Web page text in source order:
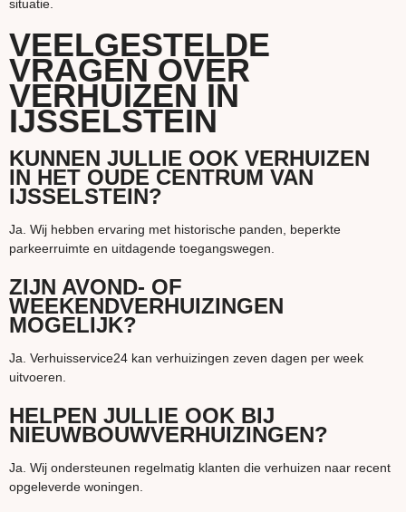
situatie.
VEELGESTELDE
VRAGEN OVER
VERHUIZEN IN
IJSSELSTEIN
KUNNEN JULLIE OOK VERHUIZEN
IN HET OUDE CENTRUM VAN
IJSSELSTEIN?
Ja. Wij hebben ervaring met historische panden, beperkte
parkeerruimte en uitdagende toegangswegen.
ZIJN AVOND- OF
WEEKENDVERHUIZINGEN
MOGELIJK?
Ja. Verhuisservice24 kan verhuizingen zeven dagen per week
uitvoeren.
HELPEN JULLIE OOK BIJ
NIEUWBOUWVERHUIZINGEN?
Ja. Wij ondersteunen regelmatig klanten die verhuizen naar recent
opgeleverde woningen.